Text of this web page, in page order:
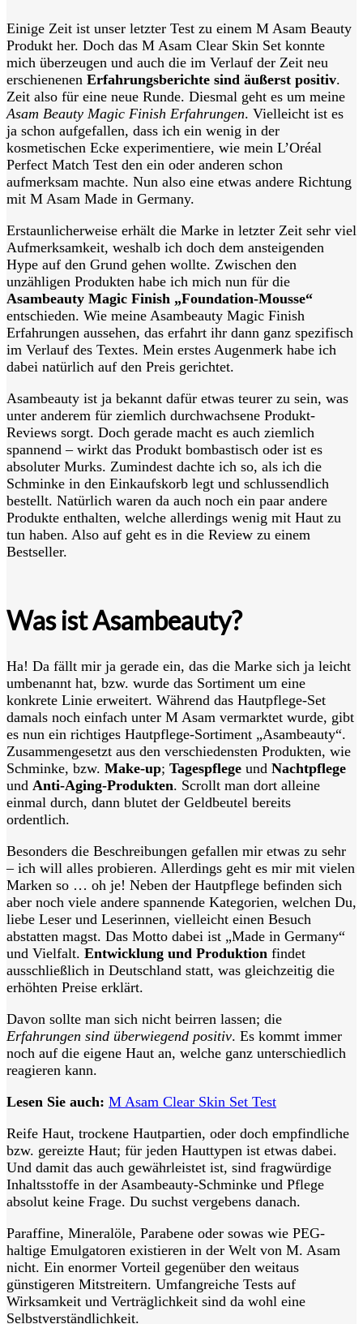
Einige Zeit ist unser letzter Test zu einem M Asam Beauty
Produkt her. Doch das M Asam Clear Skin Set konnte
mich überzeugen und auch die im Verlauf der Zeit neu
erschienenen Erfahrungsberichte sind äußerst positiv.
Zeit also für eine neue Runde. Diesmal geht es um meine
Asam Beauty Magic Finish Erfahrungen. Vielleicht ist es
ja schon aufgefallen, dass ich ein wenig in der
kosmetischen Ecke experimentiere, wie mein L’Oréal
Perfect Match Test den ein oder anderen schon
aufmerksam machte. Nun also eine etwas andere Richtung
mit M Asam Made in Germany.
Erstaunlicherweise erhält die Marke in letzter Zeit sehr viel
Aufmerksamkeit, weshalb ich doch dem ansteigenden
Hype auf den Grund gehen wollte. Zwischen den
unzähligen Produkten habe ich mich nun für die
Asambeauty Magic Finish „Foundation-Mousse“
entschieden. Wie meine Asambeauty Magic Finish
Erfahrungen aussehen, das erfahrt ihr dann ganz spezifisch
im Verlauf des Textes. Mein erstes Augenmerk habe ich
dabei natürlich auf den Preis gerichtet.
Asambeauty ist ja bekannt dafür etwas teurer zu sein, was
unter anderem für ziemlich durchwachsene Produkt-
Reviews sorgt. Doch gerade macht es auch ziemlich
spannend – wirkt das Produkt bombastisch oder ist es
absoluter Murks. Zumindest dachte ich so, als ich die
Schminke in den Einkaufskorb legt und schlussendlich
bestellt. Natürlich waren da auch noch ein paar andere
Produkte enthalten, welche allerdings wenig mit Haut zu
tun haben. Also auf geht es in die Review zu einem
Bestseller.
Was ist Asambeauty?
Ha! Da fällt mir ja gerade ein, das die Marke sich ja leicht
umbenannt hat, bzw. wurde das Sortiment um eine
konkrete Linie erweitert. Während das Hautpflege-Set
damals noch einfach unter M Asam vermarktet wurde, gibt
es nun ein richtiges Hautpflege-Sortiment „Asambeauty“.
Zusammengesetzt aus den verschiedensten Produkten, wie
Schminke, bzw. Make-up; Tagespflege und Nachtpflege
und Anti-Aging-Produkten. Scrollt man dort alleine
einmal durch, dann blutet der Geldbeutel bereits
ordentlich.
Besonders die Beschreibungen gefallen mir etwas zu sehr
– ich will alles probieren. Allerdings geht es mir mit vielen
Marken so … oh je! Neben der Hautpflege befinden sich
aber noch viele andere spannende Kategorien, welchen Du,
liebe Leser und Leserinnen, vielleicht einen Besuch
abstatten magst. Das Motto dabei ist „Made in Germany“
und Vielfalt. Entwicklung und Produktion findet
ausschließlich in Deutschland statt, was gleichzeitig die
erhöhten Preise erklärt.
Davon sollte man sich nicht beirren lassen; die
Erfahrungen sind überwiegend positiv. Es kommt immer
noch auf die eigene Haut an, welche ganz unterschiedlich
reagieren kann.
Lesen Sie auch: M Asam Clear Skin Set Test
Reife Haut, trockene Hautpartien, oder doch empfindliche
bzw. gereizte Haut; für jeden Hauttypen ist etwas dabei.
Und damit das auch gewährleistet ist, sind fragwürdige
Inhaltsstoffe in der Asambeauty-Schminke und Pflege
absolut keine Frage. Du suchst vergebens danach.
Paraffine, Mineralöle, Parabene oder sowas wie PEG-
haltige Emulgatoren existieren in der Welt von M. Asam
nicht. Ein enormer Vorteil gegenüber den weitaus
günstigeren Mitstreitern. Umfangreiche Tests auf
Wirksamkeit und Verträglichkeit sind da wohl eine
Selbstverständlichkeit.